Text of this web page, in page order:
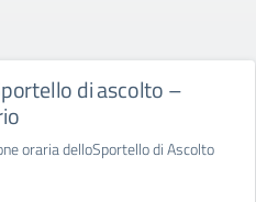
di ascolto –
oraria delloSportello di Ascolto